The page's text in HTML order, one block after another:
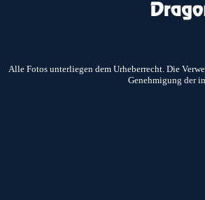
Alle Fotos unterliegen dem Urheberrecht. Die
Genehmigung der